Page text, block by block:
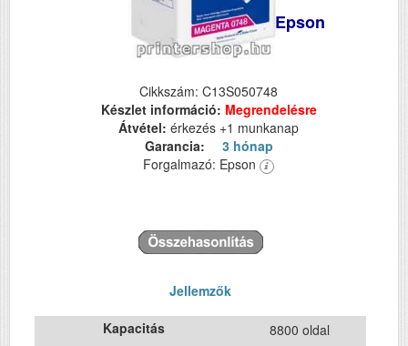
Epson
Cikkszám: C13S050748
Készlet információ: Megrendelésre
Átvétel: érkezés +1 munkanap
Garancia:
3 hónap
Forgalmazó: Epson
Jellemzők
Kapacitás
8800 oldal